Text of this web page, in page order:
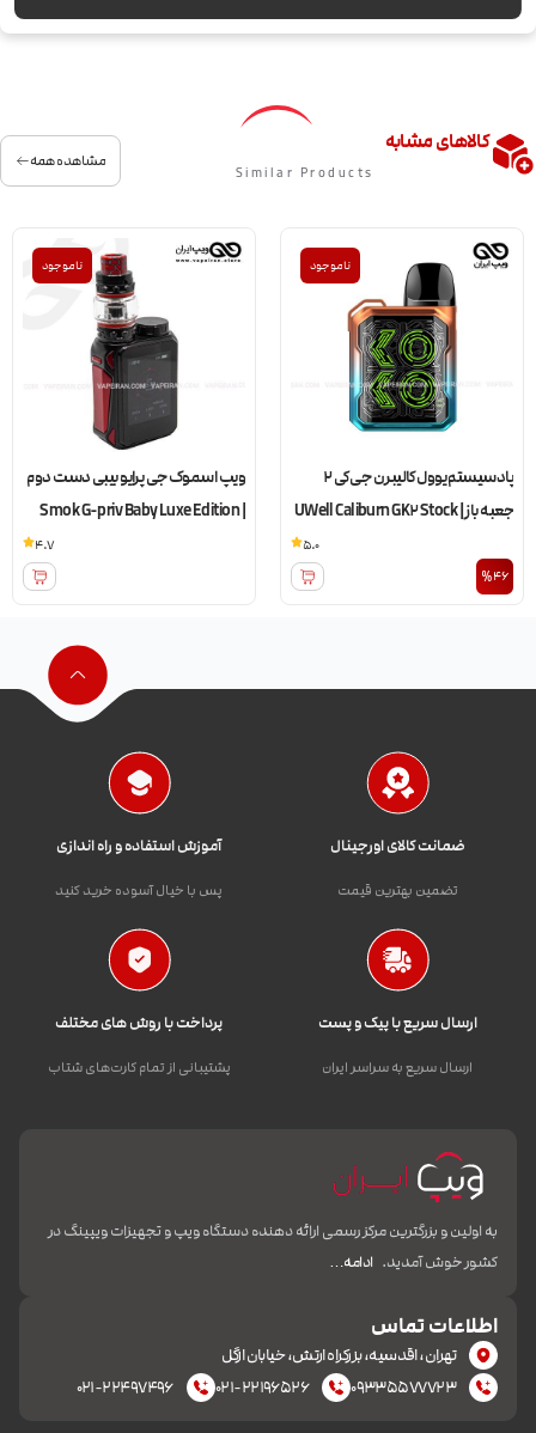
کالاهای مشابه
Similar Products
مشاهده همه
ناموجود
پادسیستم یوول کالیبرن جی کی 2
جعبه باز | UWell Caliburn GK2 Stock
%46
5.0
ناموجود
ویپ اسموک جی پرایو بیبی دست دوم
| Smok G-priv Baby Luxe Edition
4.7
ضمانت کالای اورجینال
تضمین بهترین قیمت
آموزش استفاده و راه اندازی
پس با خیال آسوده خرید کنید
ارسال سریع با پیک و پست
ارسال سریع به سراسر ایران
پرداخت با روش های مختلف
پشتیبانی از تمام کارت‌های شتاب
به اولین و بزرگترین مرکز رسمی ارائه دهنده دستگاه ویپ و تجهیزات ویپینگ در
کشور خوش آمدید. ادامه…
اطلاعات تماس
تهران، اقدسیه، بزرکراه ارتش، خیابان ازگل
۰۹۳۳۵۵۷۷۷۲۳
۰۲۱-۲۲۱۹۶۵۲۶ ۰۲۱-۲۲۴۹۷۴۹۶